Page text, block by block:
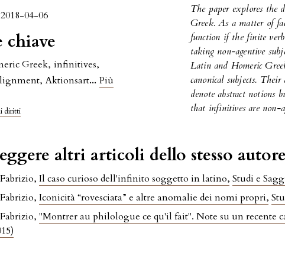
04-06
chiave
Greek, infinitives,
, Aktionsart... Più
diritti
The paper explores
Greek.As a matter of
function if the finite verb
taking non-agentive
Latin and Homeric
canonical subjects.
denote abstract notions
that infinitives are non-
altri articoli dello stesso
Il caso curioso dell'infinito soggetto in latino,Studi e
Iconicità “rovesciata” e altre anomalie dei nomi propri,
"Montrer au philologue ce qu'il fait". Note su un recente